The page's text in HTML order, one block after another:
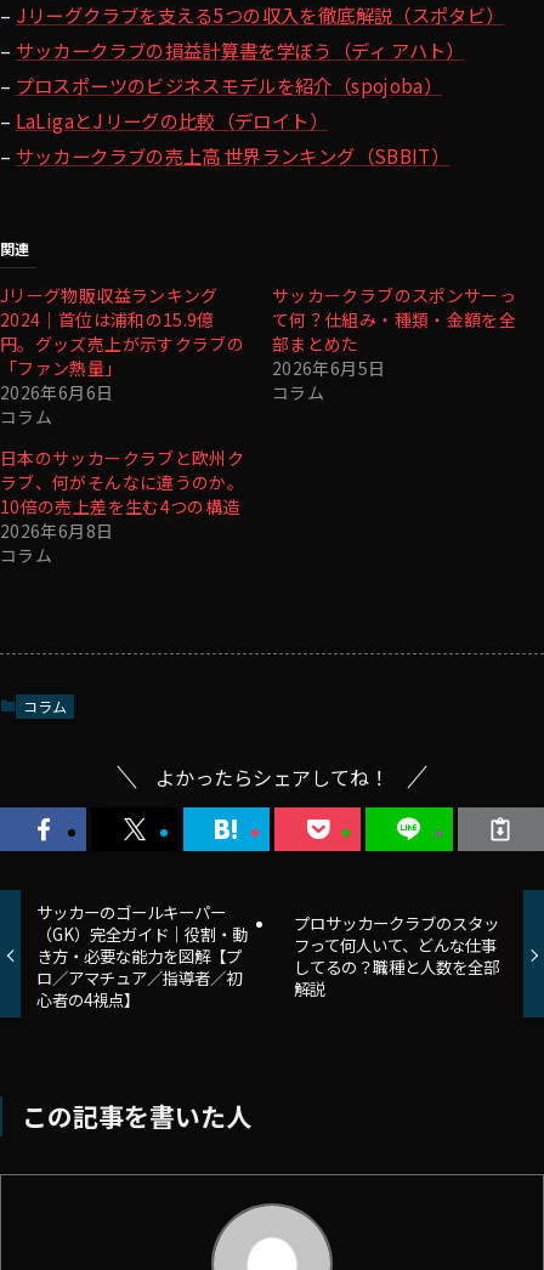
– Jリーグクラブを支える5つの収入を徹底解説（スポタビ）
– サッカークラブの損益計算書を学ぼう（ディ アハト）
– プロスポーツのビジネスモデルを紹介（spojoba）
– LaLigaとJリーグの比較（デロイト）
– サッカークラブの売上高 世界ランキング（SBBIT）
関連
Jリーグ物販収益ランキング
2024｜首位は浦和の15.9億
円。グッズ売上が示すクラブの
「ファン熱量」
2026年6月6日
コラム
サッカークラブのスポンサーっ
て何？仕組み・種類・金額を全
部まとめた
2026年6月5日
コラム
日本のサッカークラブと欧州ク
ラブ、何がそんなに違うのか。
10倍の売上差を生む4つの構造
2026年6月8日
コラム
コラム
よかったらシェアしてね！
サッカーのゴールキーパー
（GK）完全ガイド｜役割・動
き方・必要な能力を図解【プ
ロ／アマチュア／指導者／初
心者の4視点】
プロサッカークラブのスタッ
フって何人いて、どんな仕事
してるの？職種と人数を全部
解説
この記事を書いた人